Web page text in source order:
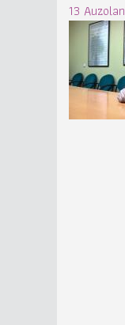
13 Auzolan